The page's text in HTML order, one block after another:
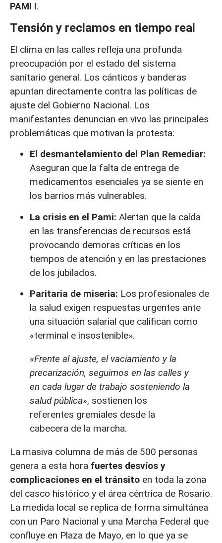
PAMI I.
Tensión y reclamos en tiempo real
El clima en las calles refleja una profunda
preocupación por el estado del sistema
sanitario general. Los cánticos y banderas
apuntan directamente contra las políticas de
ajuste del Gobierno Nacional. Los
manifestantes denuncian en vivo las principales
problemáticas que motivan la protesta:
El desmantelamiento del Plan Remediar:
Aseguran que la falta de entrega de
medicamentos esenciales ya se siente en
los barrios más vulnerables.
La crisis en el Pami: Alertan que la caída
en las transferencias de recursos está
provocando demoras críticas en los
tiempos de atención y en las prestaciones
de los jubilados.
Paritaria de miseria: Los profesionales de
la salud exigen respuestas urgentes ante
una situación salarial que califican como
«terminal e insostenible».
«Frente al ajuste, el vaciamiento y la
precarización, seguimos en las calles y
en cada lugar de trabajo sosteniendo la
salud pública», sostienen los
referentes gremiales desde la
cabecera de la marcha.
La masiva columna de más de 500 personas
genera a esta hora fuertes desvíos y
complicaciones en el tránsito en toda la zona
del casco histórico y el área céntrica de Rosario.
La medida local se replica de forma simultánea
con un Paro Nacional y una Marcha Federal que
confluye en Plaza de Mayo, en lo que ya se